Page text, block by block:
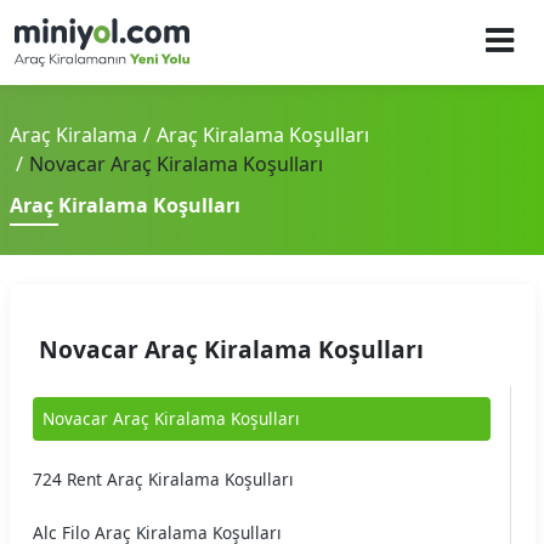
Araç Kiralama
Araç Kiralama Koşulları
Novacar Araç Kiralama Koşulları
Araç Kiralama Koşulları
Novacar Araç Kiralama Koşulları
Novacar Araç Kiralama Koşulları
724 Rent Araç Kiralama Koşulları
Alc Filo Araç Kiralama Koşulları